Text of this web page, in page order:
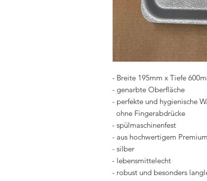
- Breite 195mm x Tiefe
- genarbte Oberfläche
- perfekte und hygienische
ohne Fingerabdrücke
- spülmaschinenfest
- aus hochwertigem
- silber
- lebensmittelecht
- robust und besonders